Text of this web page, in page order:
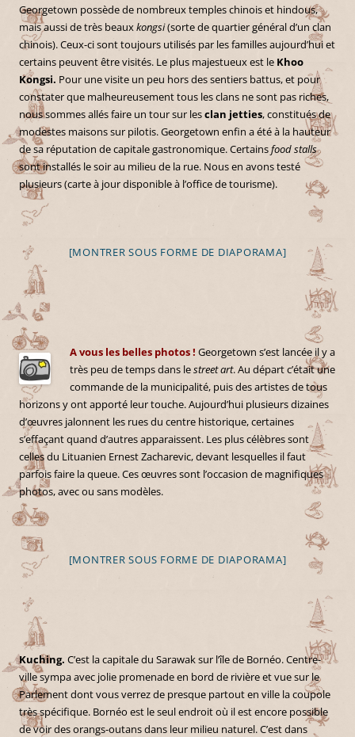
Georgetown possède de nombreux temples chinois et hindous,
mais aussi de très beauxkongsi(sorte de quartier général d’un clan
chinois). Ceux-ci sont toujours utilisés par les familles aujourd’hui et
certains peuvent être visités. Le plus majestueux est le Khoo
Kongsi. Pour une visite un peu hors des sentiers battus, et pour
constater que malheureusement tous les clans ne sont pas riches,
nous sommes allés faire un tour sur lesclan jetties, constitués de
modestes maisons sur pilotis. Georgetown enfin a été à la hauteur
de sa réputation de capitale gastronomique. Certainsfood stalls
sont installés le soir au milieu de la rue. Nous en avons testé
plusieurs (carte à jour disponible à l’office de tourisme).
[MONTRER SOUS FORME DE DIAPORAMA]
A vous les belles photos ! Georgetown s’est lancée il y a
très peu de temps dans lestreet art. Au départ c’était une
commande de la municipalité, puis des artistes de tous
horizons y ont apporté leur touche. Aujourd’hui plusieurs dizaines
d’œuvres jalonnent les rues du centre historique, certaines
s’effaçant quand d’autres apparaissent. Les plus célèbres sont
celles du Lituanien Ernest Zacharevic, devant lesquelles il faut
parfois faire la queue. Ces œuvres sont l’occasion de magnifiques
photos, avec ou sans modèles.
[MONTRER SOUS FORME DE DIAPORAMA]
Kuching. C’est la capitale du Sarawak sur l’île de Bornéo. Centre-
ville sympa avec jolie promenade en bord de rivière et vue sur le
Parlement dont vous verrez de presque partout en ville la coupole
très spécifique. Bornéo est le seul endroit où il est encore possible
de voir des orangs-outans dans leur milieu naturel. C’est dans